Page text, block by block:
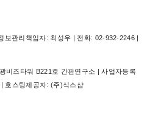
보관리책임자: 최성우 | 전화: 02-932-2246 |
비즈타워 B221호 간판연구소 | 사업자등록
| 호스팅제공자: (주)식스샵